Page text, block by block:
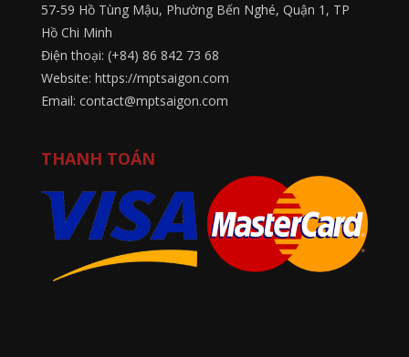
57-59 Hồ Tùng Mậu, Phường Bến Nghé, Quận 1, TP
Hồ Chi Minh
Điện thoại: (+84) 86 842 73 68
Website: https://mptsaigon.com
Email: contact@mptsaigon.com
THANH TOÁN